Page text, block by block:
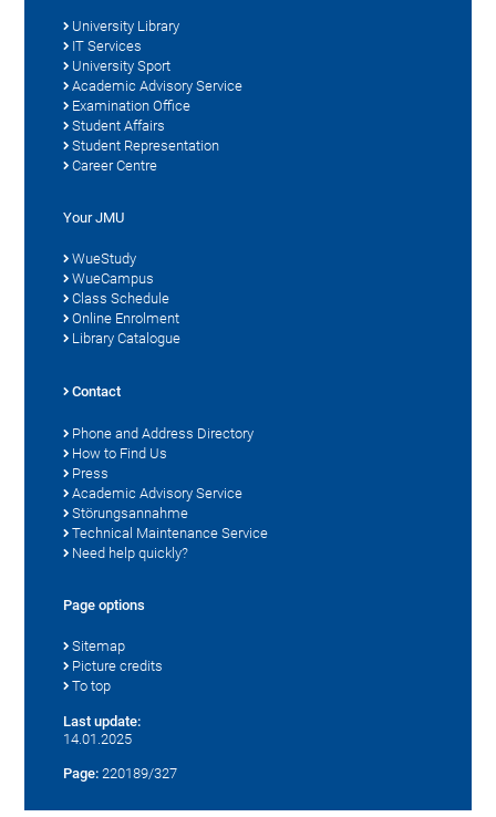
University Library
IT Services
University Sport
Academic Advisory Service
Examination Office
Student Affairs
Student Representation
Career Centre
Your JMU
WueStudy
WueCampus
Class Schedule
Online Enrolment
Library Catalogue
Contact
Phone and Address Directory
How to Find Us
Press
Academic Advisory Service
Störungsannahme
Technical Maintenance Service
Need help quickly?
Page options
Sitemap
Picture credits
To top
Last update:
14.01.2025
Page: 220189/327